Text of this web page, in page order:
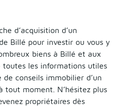
d’acquisition d’un
Billé pour investir ou vous y
biens à Billé et aux
les informations utiles
conseils immobilier d’un
tout moment. N’hésitez plus
propriétaires dès